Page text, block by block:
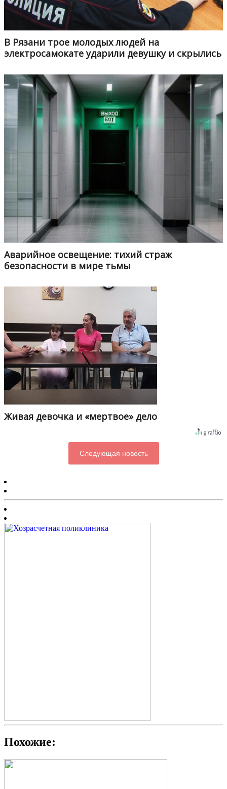
В Рязани трое молодых людей на
электросамокате ударили девушку и скрылись
Аварийное освещение: тихий страж
безопасности в мире тьмы
Живая девочка и «мертвое» дело
Следующая новость
Похожие: